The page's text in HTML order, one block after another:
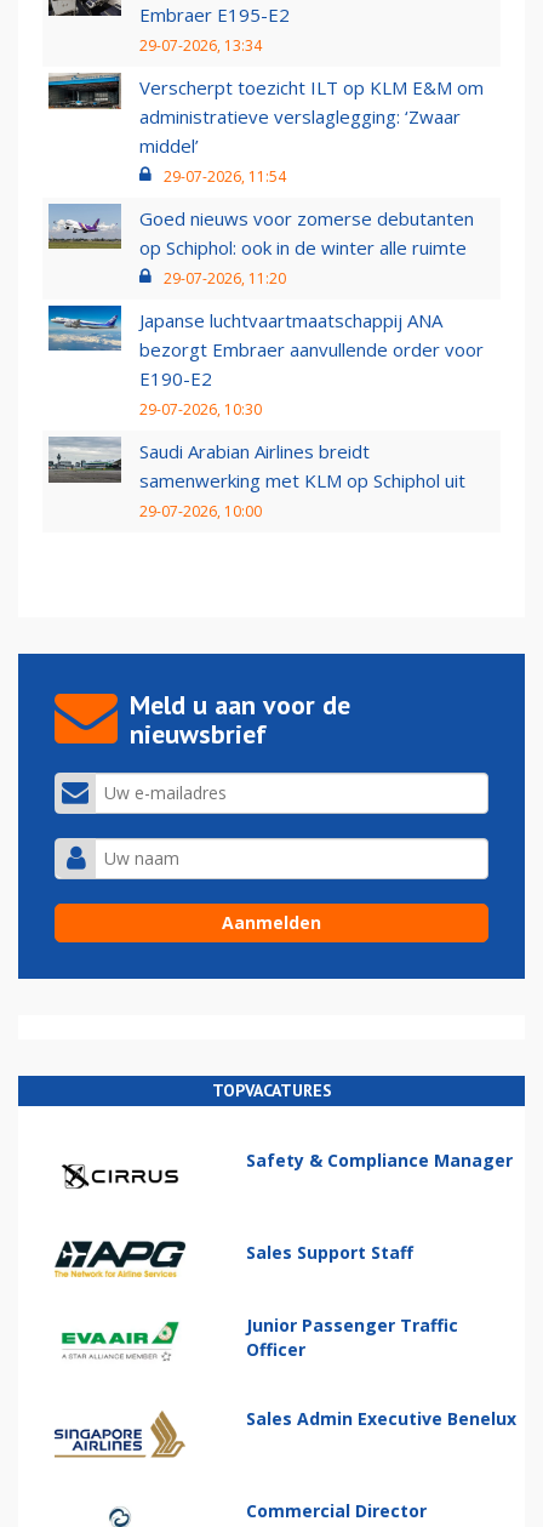
Embraer E195-E2
29-07-2026, 13:34
Verscherpt toezicht ILT op KLM E&M om
administratieve verslaglegging: ‘Zwaar
middel’
29-07-2026, 11:54
Goed nieuws voor zomerse debutanten
op Schiphol: ook in de winter alle ruimte
29-07-2026, 11:20
Japanse luchtvaartmaatschappij ANA
bezorgt Embraer aanvullende order voor
E190-E2
29-07-2026, 10:30
Saudi Arabian Airlines breidt
samenwerking met KLM op Schiphol uit
29-07-2026, 10:00
Meld u aan voor de
nieuwsbrief
TOPVACATURES
Safety & Compliance Manager
Sales Support Staff
Junior Passenger Traffic
Officer
Sales Admin Executive Benelux
Commercial Director